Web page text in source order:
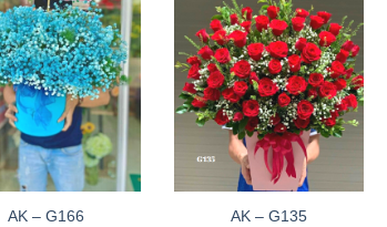
AK – G166
AK – G135